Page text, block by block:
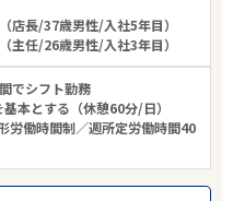
店長/37歳男性/入社5年目）
主任/26歳男性/入社3年目）
でシフト勤務
本とする（休憩60分/日）
労働時間制／週所定労働時間40